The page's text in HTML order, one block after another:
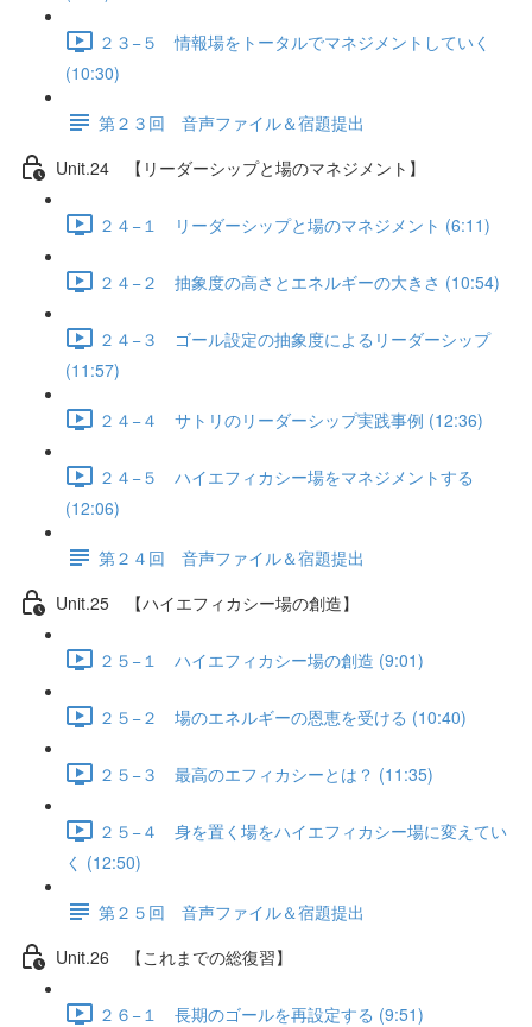
２３−５ 情報場をトータルでマネジメントしていく
(10:30)
第２３回 音声ファイル＆宿題提出
Unit.24 【リーダーシップと場のマネジメント】
２４−１ リーダーシップと場のマネジメント (6:11)
２４−２ 抽象度の高さとエネルギーの大きさ (10:54)
２４−３ ゴール設定の抽象度によるリーダーシップ
(11:57)
２４−４ サトリのリーダーシップ実践事例 (12:36)
２４−５ ハイエフィカシー場をマネジメントする
(12:06)
第２４回 音声ファイル＆宿題提出
Unit.25 【ハイエフィカシー場の創造】
２５−１ ハイエフィカシー場の創造 (9:01)
２５−２ 場のエネルギーの恩恵を受ける (10:40)
２５−３ 最高のエフィカシーとは？ (11:35)
２５−４ 身を置く場をハイエフィカシー場に変えてい
く (12:50)
第２５回 音声ファイル＆宿題提出
Unit.26 【これまでの総復習】
２６−１ 長期のゴールを再設定する (9:51)